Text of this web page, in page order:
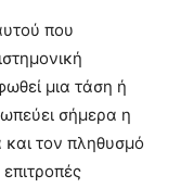
που
μια τάση ή
σήμερα η
και τον πληθυσμό